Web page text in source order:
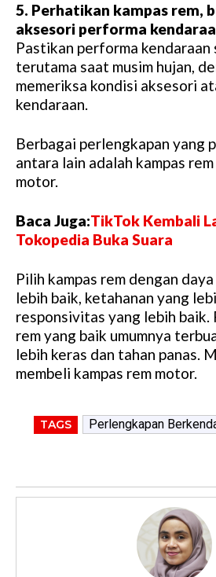
5. Perhatikan kampas rem,
aksesori performa
Pastikan performa
terutama saat musim hujan,
memeriksa kondisi aksesori
kendaraan.
Berbagai perlengkapan yang
antara lain adalah kampas
motor.
Baca Juga:TikTok Kembali
Tokopedia Buka Suara
Pilih kampas rem dengan
lebih baik, ketahanan yang
responsivitas yang lebih baik.
rem yang baik umumnya
lebih keras dan tahan panas.
membeli kampas rem motor.
TAGS Perlengkapan